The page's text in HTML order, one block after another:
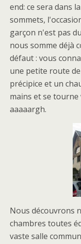
end: ce sera dans
sommets,
garçon n'est pas
nous somme déjà
défaut : vous
une petite route
précipice et un
mains et se
aaaaargh.
Nous découvrons
chambres toutes
vaste salle